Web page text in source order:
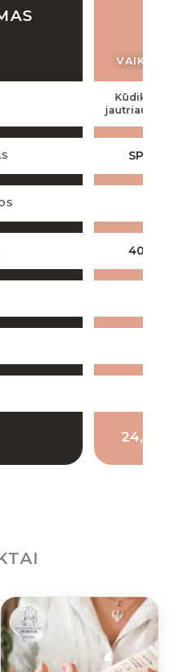
Kūdikiams
jautriausiai
SPF 30
40 min
24,88